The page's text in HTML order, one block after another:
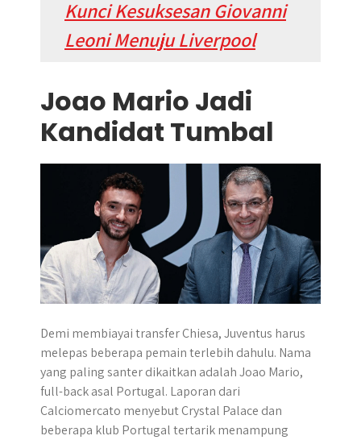
Kunci Kesuksesan Giovanni
Leoni Menuju Liverpool
Joao Mario Jadi
Kandidat Tumbal
Demi membiayai transfer Chiesa, Juventus harus
melepas beberapa pemain terlebih dahulu. Nama
yang paling santer dikaitkan adalah Joao Mario,
full-back asal Portugal. Laporan dari
Calciomercato menyebut Crystal Palace dan
beberapa klub Portugal tertarik menampung